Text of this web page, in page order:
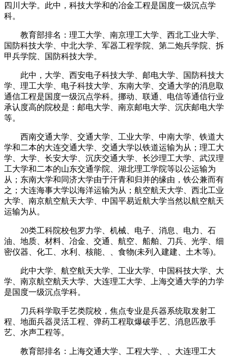
四川大学。此中，科技大学和的冶金工程是国度一级沉点学
科。
教育部排名：理工大学、南京理工大学、西北工业大学、
国防科技大学、中北大学、军器工程学院、第二炮兵学院、拆
甲兵学院、国防科技大学。
此中，大学、西安电子科技大学、邮电大学、国防科技大
学、理工大学、电子科技大学、东南大学、交通大学的消息取
通信工程是国度一级沉点学科。挪动、联通、电信等通信行业
承认度高的院校是：邮电大学、南京邮电大学、沉庆邮电大学
等。
西南交通大学、交通大学、工业大学、中南大学、铁道大
学和二本的大连交通大学、交通大学以铁道运输为从；理工大
学、大学、长安大学、沉庆交通大学、长沙理工大学、武汉理
工大学和二本的山东交通学院、湖北理工学院等以公运输为
从；东南大学和同济大学由于汗青和归并的缘由，铁公兼而有
之；大连海事大学以海洋运输为从；航空航天大学、西北工业
大学、南京航空航天大学、中国平易近航大学当然以航空航天
运输为从。
20类工科院校包罗力学、机械、电子、消息、电力、石
油、地质、材料、冶金、交通、航空、船舶、刀兵、光学、细
密仪器、化工、水利、核能、、食物(未列入建建、土木等)。
此中大学、航空航天大学、工业大学、中国科技大学、大
学、南京航空航天大学、大连理工大学、上海交通大学的力学
是国度一级沉点学科。
刀兵科学取手艺类院校，焦点专业是兵器系统取发射工
程、地面兵器灵活工程、弹药工程取爆破手艺、消息匹敌手
艺、水声工程等。
教育部排名：上海交通大学、工程大学、、大连理工大